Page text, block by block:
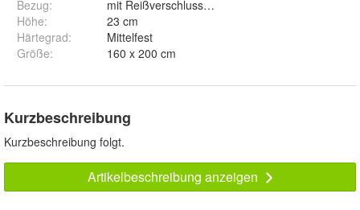
Bezug:
mit Reißverschluss, abnehmbar und waschbar
Höhe:
23 cm
Härtegrad:
Mittelfest
Größe: 160 x 200 cm
Kurzbeschreibung
Kurzbeschreibung folgt.
Artikelbeschreibung anzeigen